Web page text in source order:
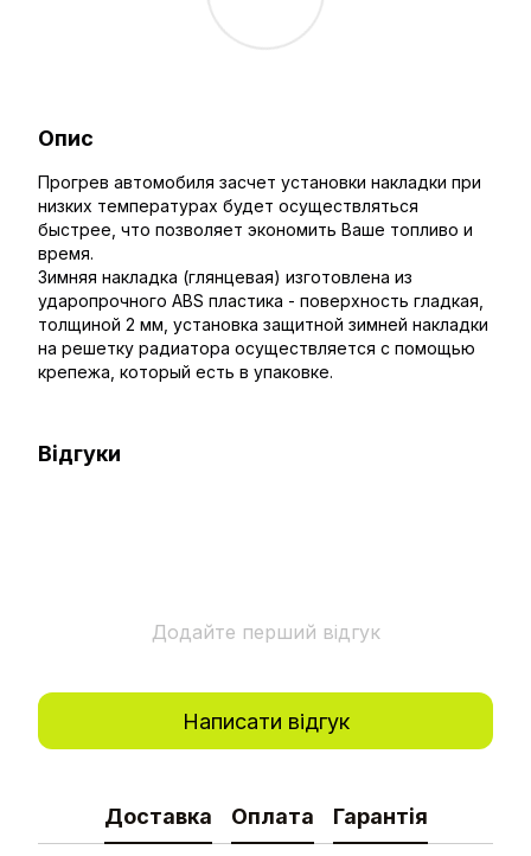
Опис
Прогрев автомобиля засчет установки накладки при
низких температурах будет осуществляться
быстрее, что позволяет экономить Ваше топливо и
время.
Зимняя накладка (глянцевая) изготовлена из
ударопрочного ABS пластика - поверхность гладкая,
толщиной 2 мм, установка защитной зимней накладки
на решетку радиатора осуществляется с помощью
крепежа, который есть в упаковке.
Відгуки
Додайте перший відгук
Написати відгук
Доставка Оплата Гарантія